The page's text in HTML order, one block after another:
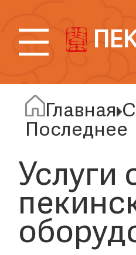
Главная
Последнее
Услуги